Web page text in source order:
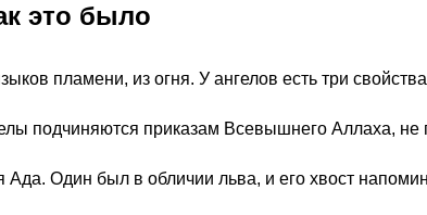
это было
пламени, из огня. У ангелов есть три
подчиняются приказам Всевышнего Аллаха,
Один был в обличии льва, и его хвост